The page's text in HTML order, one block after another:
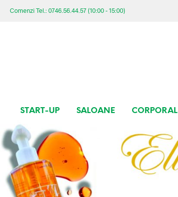
Comenzi Tel.: 0746.56.44.57 (10:00 - 15:00)
START-UP SALOANE CORPORAL